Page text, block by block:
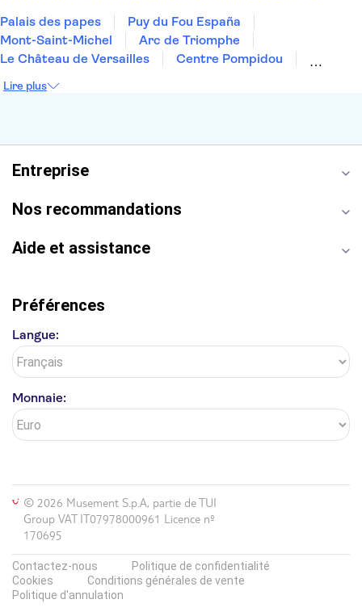
Palais des papes
Puy du Fou España
Mont-Saint-Michel
Arc de Triomphe
Le Château de Versailles
Centre Pompidou
La Chapelle Sixtine
Opéra Garnier
Lire plus
Entreprise
Nos recommandations
Aide et assistance
Préférences
Langue:
Monnaie:
© 2026 Musement S.p.A, partie de TUI
Group VAT IT07978000961 Licence nº
170695
Contactez-nous
Politique de confidentialité
Cookies
Conditions générales de vente
Politique d'annulation